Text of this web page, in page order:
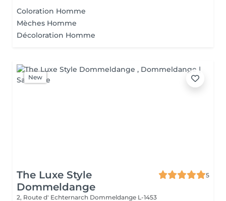
Coloration Homme
Mèches Homme
Décoloration Homme
New
The Luxe Style
Dommeldange
5
2, Route d' Echternarch Dommeldange L-1453